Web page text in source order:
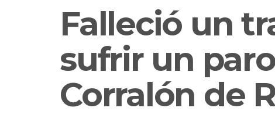
Falleció un
sufrir un
Corralón de